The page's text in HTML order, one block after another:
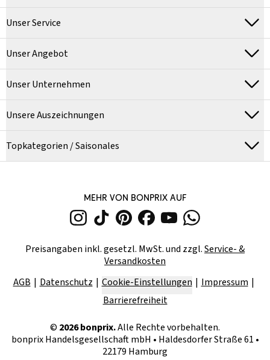
Unser Service
Unser Angebot
Unser Unternehmen
Unsere Auszeichnungen
Topkategorien / Saisonales
MEHR VON BONPRIX AUF
Preisangaben inkl. gesetzl. MwSt. und zzgl.Service- &
Versandkosten
AGB
Datenschutz Cookie-Einstellungen
Impressum
Barrierefreiheit
© 2026bonprix.Alle Rechte vorbehalten.
bonprix Handelsgesellschaft mbH • Haldesdorfer Straße 61 •
22179 Hamburg